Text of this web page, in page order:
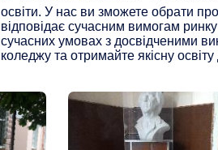
освіти. У нас ви зможете обрати
відповідає сучасним вимогам
сучасних умовах з досвідченими
коледжу та отримайте якісну